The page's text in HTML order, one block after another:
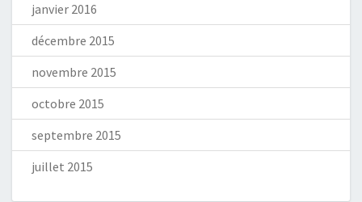
janvier 2016
décembre 2015
novembre 2015
octobre 2015
septembre 2015
juillet 2015